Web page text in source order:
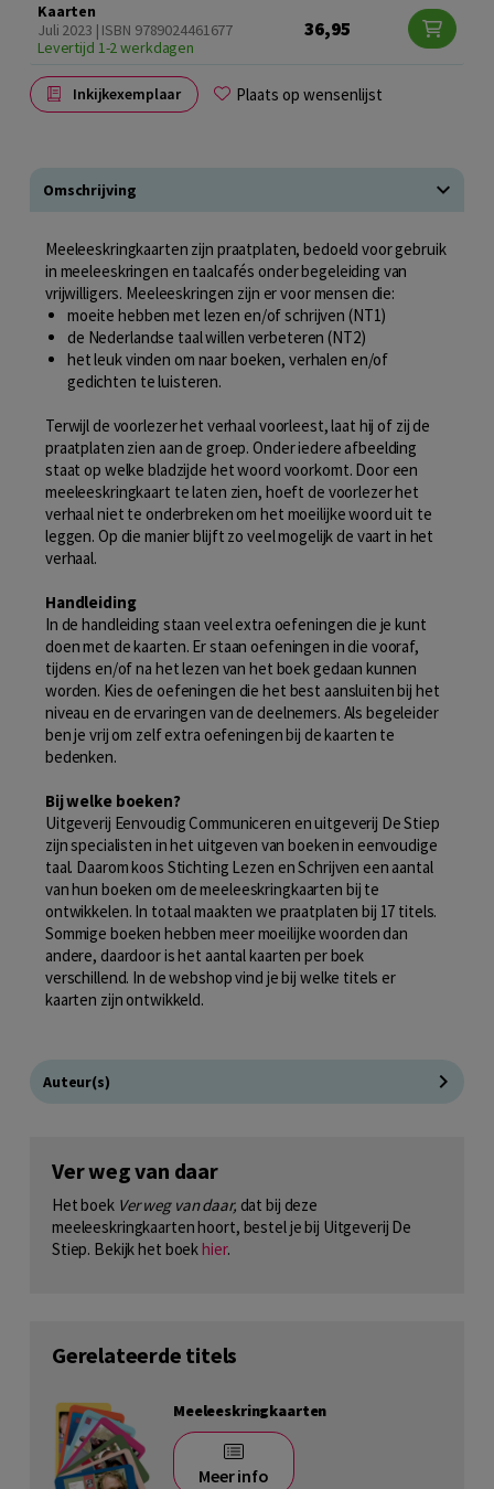
Kaarten
Juli 2023 | ISBN 9789024461677
Levertijd 1-2 werkdagen
36,95
Inkijkexemplaar Plaats op wensenlijst
Omschrijving
Meeleeskringkaarten zijn praatplaten, bedoeld voor gebruik
in meeleeskringen en taalcafés onder begeleiding van
vrijwilligers. Meeleeskringen zijn er voor mensen die:
moeite hebben met lezen en/of schrijven (NT1)
de Nederlandse taal willen verbeteren (NT2)
het leuk vinden om naar boeken, verhalen en/of
gedichten te luisteren.
Terwijl de voorlezer het verhaal voorleest, laat hij of zij de
praatplaten zien aan de groep. Onder iedere afbeelding
staat op welke bladzijde het woord voorkomt. Door een
meeleeskringkaart te laten zien, hoeft de voorlezer het
verhaal niet te onderbreken om het moeilijke woord uit te
leggen. Op die manier blijft zo veel mogelijk de vaart in het
verhaal.
Handleiding
In de handleiding staan veel extra oefeningen die je kunt
doen met de kaarten. Er staan oefeningen in die vooraf,
tijdens en/of na het lezen van het boek gedaan kunnen
worden. Kies de oefeningen die het best aansluiten bij het
niveau en de ervaringen van de deelnemers. Als begeleider
ben je vrij om zelf extra oefeningen bij de kaarten te
bedenken.
Bij welke boeken?
Uitgeverij Eenvoudig Communiceren en uitgeverij De Stiep
zijn specialisten in het uitgeven van boeken in eenvoudige
taal. Daarom koos Stichting Lezen en Schrijven een aantal
van hun boeken om de meeleeskringkaarten bij te
ontwikkelen. In totaal maakten we praatplaten bij 17 titels.
Sommige boeken hebben meer moeilijke woorden dan
andere, daardoor is het aantal kaarten per boek
verschillend. In de webshop vind je bij welke titels er
kaarten zijn ontwikkeld.
Auteur(s)
Ver weg van daar
Het boek Ver weg van daar, dat bij deze
meeleeskringkaarten hoort, bestel je bij Uitgeverij De
Stiep. Bekijk het boekhier.
Gerelateerde titels
Meeleeskringkaarten
Meer info